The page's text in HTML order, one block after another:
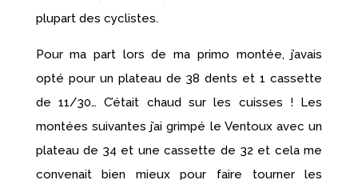
plupart des cyclistes.
Pour ma part lors de ma primo montée, j’avais
opté pour un plateau de 38 dents et 1 cassette
de 11/30… C’était chaud sur les cuisses ! Les
montées suivantes j’ai grimpé le Ventoux avec un
plateau de 34 et une cassette de 32 et cela me
convenait bien mieux pour faire tourner les